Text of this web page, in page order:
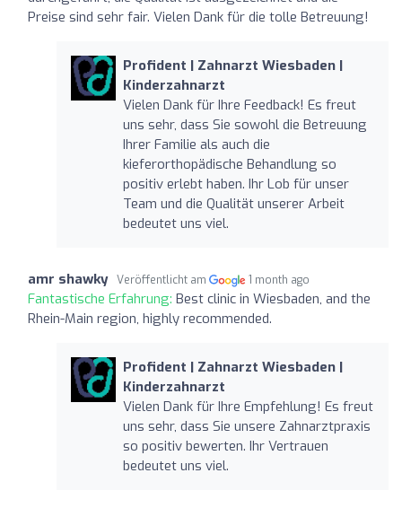
Preise sind sehr fair. Vielen Dank für die tolle Betreuung!
Profident | Zahnarzt Wiesbaden |
Kinderzahnarzt
Vielen Dank für Ihre Feedback! Es freut
uns sehr, dass Sie sowohl die Betreuung
Ihrer Familie als auch die
kieferorthopädische Behandlung so
positiv erlebt haben. Ihr Lob für unser
Team und die Qualität unserer Arbeit
bedeutet uns viel.
amr shawky Veröffentlicht am 1 month ago
Fantastische Erfahrung: Best clinic in Wiesbaden, and the
Rhein-Main region, highly recommended.
Profident | Zahnarzt Wiesbaden |
Kinderzahnarzt
Vielen Dank für Ihre Empfehlung! Es freut
uns sehr, dass Sie unsere Zahnarztpraxis
so positiv bewerten. Ihr Vertrauen
bedeutet uns viel.